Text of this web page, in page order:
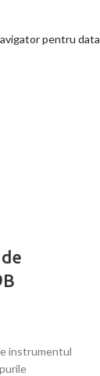
pentru data
instrumentul